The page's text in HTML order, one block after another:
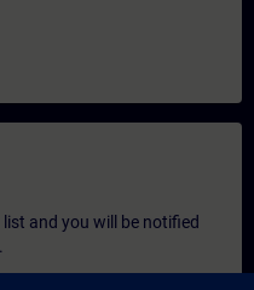
and you will be notified